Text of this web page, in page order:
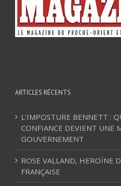
ARTICLES RÉCENTS
L’IMPOSTURE BENNETT :
CONFIANCE DEVIENT UNE
GOUVERNEMENT
ROSE VALLAND, HEROÏNE
FRANÇAISE